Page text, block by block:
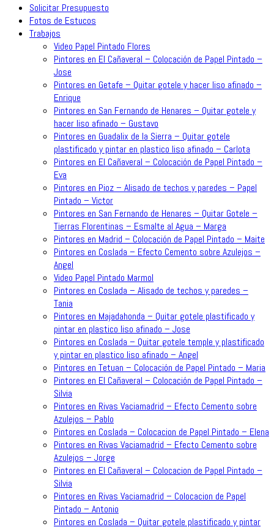
Solicitar Presupuesto
Fotos de Estucos
Trabajos
Video Papel Pintado Flores
Pintores en El Cañaveral – Colocación de Papel Pintado –
Jose
Pintores en Getafe – Quitar gotele y hacer liso afinado –
Enrique
Pintores en San Fernando de Henares – Quitar gotele y
hacer liso afinado – Gustavo
Pintores en Guadalix de la Sierra – Quitar gotele
plastificado y pintar en plastico liso afinado – Carlota
Pintores en El Cañaveral – Colocación de Papel Pintado –
Eva
Pintores en Pioz – Alisado de techos y paredes – Papel
Pintado – Victor
Pintores en San Fernando de Henares – Quitar Gotele –
Tierras Florentinas – Esmalte al Agua – Marga
Pintores en Madrid – Colocación de Papel Pintado – Maite
Pintores en Coslada – Efecto Cemento sobre Azulejos –
Angel
Video Papel Pintado Marmol
Pintores en Coslada – Alisado de techos y paredes –
Tania
Pintores en Majadahonda – Quitar gotele plastificado y
pintar en plastico liso afinado – Jose
Pintores en Coslada – Quitar gotele temple y plastificado
y pintar en plastico liso afinado – Angel
Pintores en Tetuan – Colocación de Papel Pintado – Maria
Pintores en El Cañaveral – Colocación de Papel Pintado –
Silvia
Pintores en Rivas Vaciamadrid – Efecto Cemento sobre
Azulejos – Pablo
Pintores en Coslada – Colocacion de Papel Pintado – Elena
Pintores en Rivas Vaciamadrid – Efecto Cemento sobre
Azulejos – Jorge
Pintores en El Cañaveral – Colocacion de Papel Pintado –
Silvia
Pintores en Rivas Vaciamadrid – Colocacion de Papel
Pintado – Antonio
Pintores en Coslada – Quitar gotele plastificado y pintar